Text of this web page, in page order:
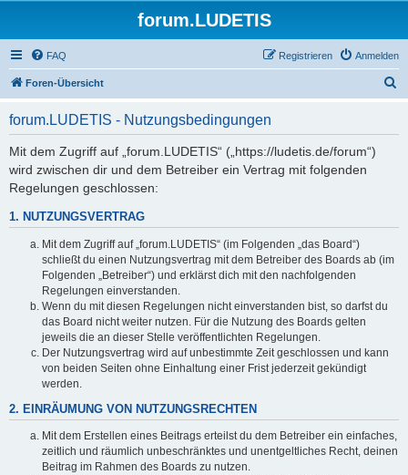
forum.LUDETIS
FAQ Anmelden
Registrieren
Foren-Übersicht
forum.LUDETIS - Nutzungsbedingungen
Mit dem Zugriff auf „forum.LUDETIS“ („https://ludetis.de/forum“)
wird zwischen dir und dem Betreiber ein Vertrag mit folgenden
Regelungen geschlossen:
1. NUTZUNGSVERTRAG
Mit dem Zugriff auf „forum.LUDETIS“ (im Folgenden „das Board“)
schließt du einen Nutzungsvertrag mit dem Betreiber des Boards ab (im
Folgenden „Betreiber“) und erklärst dich mit den nachfolgenden
Regelungen einverstanden.
Wenn du mit diesen Regelungen nicht einverstanden bist, so darfst du
das Board nicht weiter nutzen. Für die Nutzung des Boards gelten
jeweils die an dieser Stelle veröffentlichten Regelungen.
Der Nutzungsvertrag wird auf unbestimmte Zeit geschlossen und kann
von beiden Seiten ohne Einhaltung einer Frist jederzeit gekündigt
werden.
2. EINRÄUMUNG VON NUTZUNGSRECHTEN
Mit dem Erstellen eines Beitrags erteilst du dem Betreiber ein einfaches,
zeitlich und räumlich unbeschränktes und unentgeltliches Recht, deinen
Beitrag im Rahmen des Boards zu nutzen.